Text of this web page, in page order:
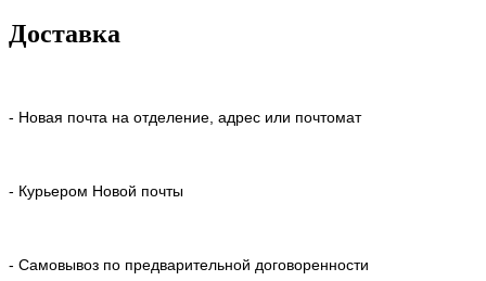
Доставка
- Новая почта на отделение, адрес или почтомат
- Курьером Новой почты
- Самовывоз по предварительной договоренности